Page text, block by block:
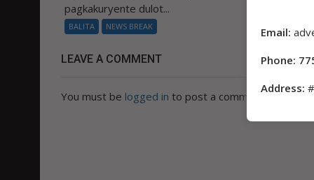
pagkakuryente dulot...
BALITA NEWS BREAK
LEAVE A COMMENT
You must be logged in to post a comment.
Email:
Phone:
Address: